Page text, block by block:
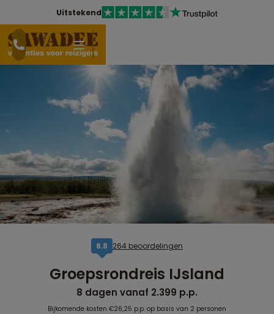
Uitstekend
8,8 264 beoordelingen
Groepsrondreis IJsland
8 dagen vanaf 2.399 p.p.
Bijkomende kosten €26,25 p.p. op basis van 2 personen